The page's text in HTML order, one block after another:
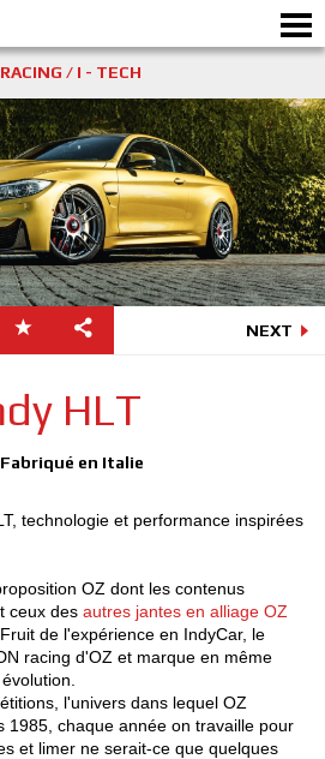
CONFIGURATEUR B2B
JANTES
GALERIE
COMPAGNIE ITALIENNE
REVENDEUR
MOTORSPORT
CONFIGURATEUR 3D
Contact
PARTENAIRES
/ I - TECH
NEXT
HLT
Fabriqué en Italie
technologie et performance inspirées
OZ dont les contenus
ceux des autres jantes en alliage OZ
. Fruit de l'expérience en IndyCar, le
racing d'OZ et marque en même
l'univers dans lequel OZ
1985, chaque année on travaille pour
et limer ne serait-ce que quelques